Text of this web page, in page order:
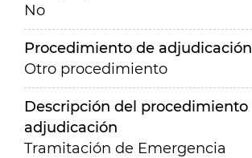
No
Procedimiento de adjudicación
Otro procedimiento
Descripción del procedimiento
adjudicación
Tramitación de Emergencia